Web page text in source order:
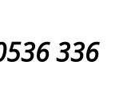
336